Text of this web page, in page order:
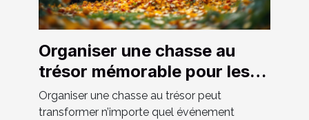
Organiser une chasse au
trésor mémorable pour les
événements familiaux
Organiser une chasse au trésor peut
transformer n’importe quel événement